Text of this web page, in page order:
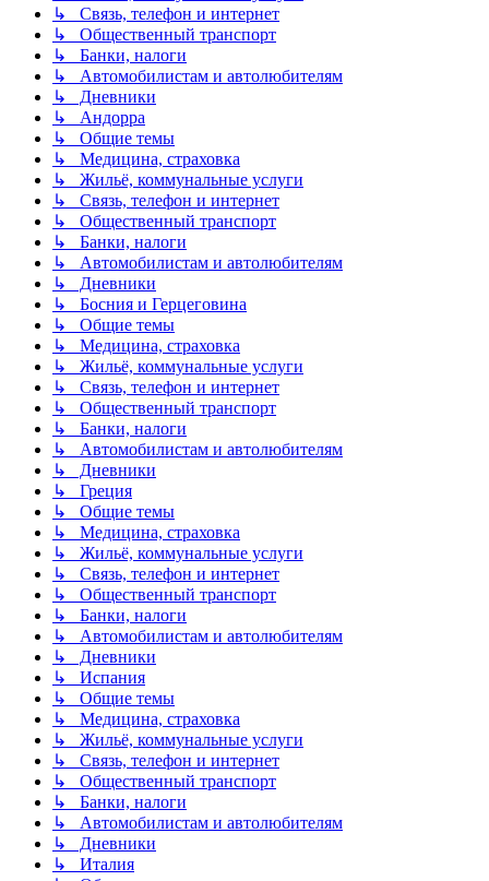
↳ Связь, телефон и интернет
↳ Общественный транспорт
↳ Банки, налоги
↳ Автомобилистам и автолюбителям
↳ Дневники
↳ Андорра
↳ Общие темы
↳ Медицина, страховка
↳ Жильё, коммунальные услуги
↳ Связь, телефон и интернет
↳ Общественный транспорт
↳ Банки, налоги
↳ Автомобилистам и автолюбителям
↳ Дневники
↳ Босния и Герцеговина
↳ Общие темы
↳ Медицина, страховка
↳ Жильё, коммунальные услуги
↳ Связь, телефон и интернет
↳ Общественный транспорт
↳ Банки, налоги
↳ Автомобилистам и автолюбителям
↳ Дневники
↳ Греция
↳ Общие темы
↳ Медицина, страховка
↳ Жильё, коммунальные услуги
↳ Связь, телефон и интернет
↳ Общественный транспорт
↳ Банки, налоги
↳ Автомобилистам и автолюбителям
↳ Дневники
↳ Испания
↳ Общие темы
↳ Медицина, страховка
↳ Жильё, коммунальные услуги
↳ Связь, телефон и интернет
↳ Общественный транспорт
↳ Банки, налоги
↳ Автомобилистам и автолюбителям
↳ Дневники
↳ Италия